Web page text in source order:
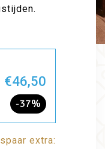
€46,50
-37%
extra: